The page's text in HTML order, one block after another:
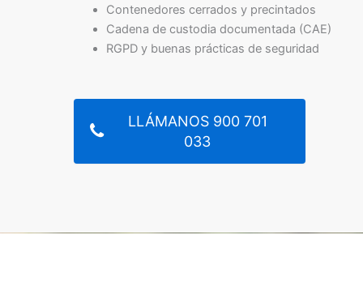
Contenedores cerrados y precintados
Cadena de custodia documentada (CAE)
RGPD y buenas prácticas de seguridad
LLÁMANOS 900 701
033